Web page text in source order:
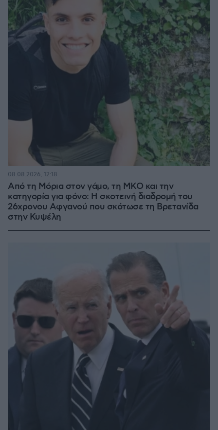
Από τη Μόρια στον γάμο, τη ΜΚΟ και την
κατηγορία για φόνο: Η σκοτεινή διαδρομή του
26χρονου Αφγανού που σκότωσε τη Βρετανίδα
στην Κυψέλη
08.08.2026, 12:18